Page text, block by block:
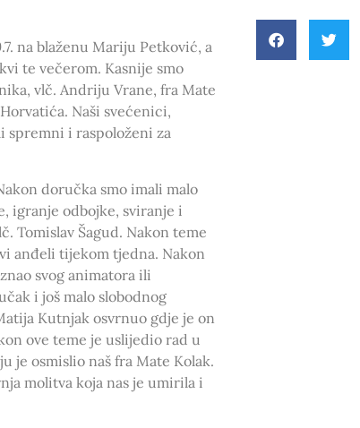
na blaženu Mariju Petković, a
te večerom. Kasnije smo
vlč. Andriju Vrane, fra Mate
Naši svećenici,
spremni i raspoloženi za
doručka smo imali malo
igranje odbojke, sviranje i
Tomislav Šagud. Nakon teme
anđeli tijekom tjedna. Nakon
svog animatora ili
i još malo slobodnog
Kutnjak osvrnuo gdje je on
ove teme je uslijedio rad u
je osmislio naš fra Mate Kolak.
molitva koja nas je umirila i